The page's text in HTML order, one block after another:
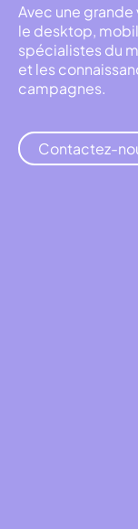
Avec une
le desktop,
spécialistes du
et les
campagnes.
Contactez-